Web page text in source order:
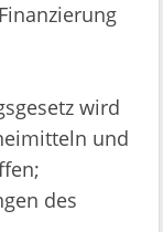
wird
und
des